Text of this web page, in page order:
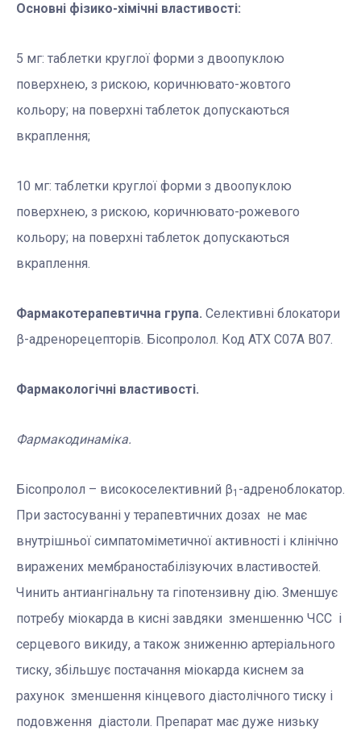
Основні фізико-хімічні властивості:
5 мг: таблетки круглої форми з двоопуклою
поверхнею, з рискою, коричнювато-жовтого
кольору; на поверхні таблеток допускаються
вкраплення;
10 мг: таблетки круглої форми з двоопуклою
поверхнею, з рискою, коричнювато-рожевого
кольору; на поверхні таблеток допускаються
вкраплення.
Фармакотерапевтична група. Селективні блокатори
β-адренорецепторів. Бісопролол. Код АТХ С07А В07.
Фармакологічні властивості.
Фармакодинаміка.
Бісопролол – високоселективний β1 -адреноблокатор.
При застосуванні у терапевтичних дозах не має
внутрішньої симпатоміметичної активності і клінічно
виражених мембраностабілізуючих властивостей.
Чинить антиангінальну та гіпотензивну дію. Зменшує
потребу міокарда в кисні завдяки зменшенню ЧСС і
серцевого викиду, а також зниженню артеріального
тиску, збільшує постачання міокарда киснем за
рахунок зменшення кінцевого діастолічного тиску і
подовження діастоли. Препарат має дуже низьку